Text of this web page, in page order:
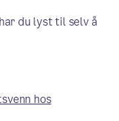
du lyst til selv å
hos